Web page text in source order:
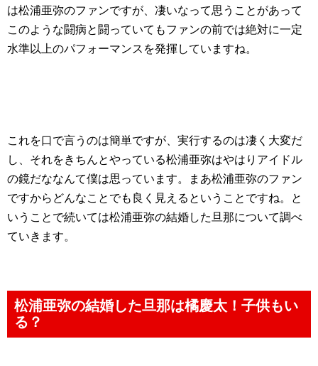
は松浦亜弥のファンですが、凄いなって思うことがあって
このような闘病と闘っていてもファンの前では絶対に一定
水準以上のパフォーマンスを発揮していますね。
これを口で言うのは簡単ですが、実行するのは凄く大変だ
し、それをきちんとやっている松浦亜弥はやはりアイドル
の鏡だななんて僕は思っています。まあ松浦亜弥のファン
ですからどんなことでも良く見えるということですね。と
いうことで続いては松浦亜弥の結婚した旦那について調べ
ていきます。
松浦亜弥の結婚した旦那は橘慶太！子供もい
る？